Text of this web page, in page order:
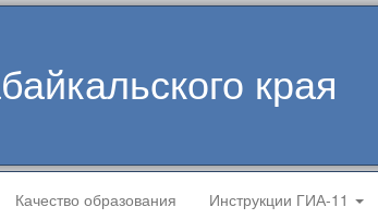
края
Качество образования Инструкции ГИА-11